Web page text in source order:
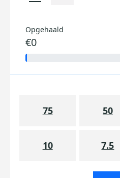
Opgehaald
€0
75 50
10 7.5